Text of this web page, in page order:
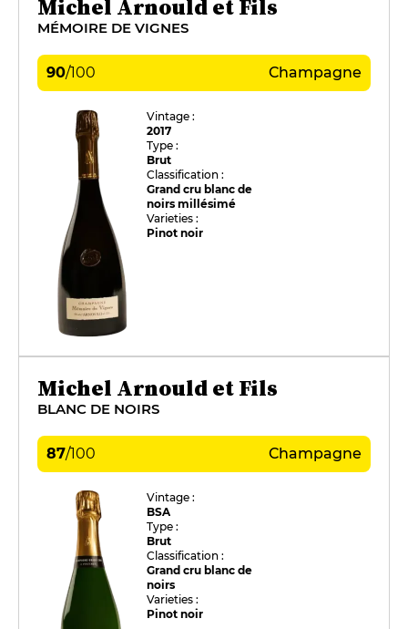
Michel Arnould et Fils
MÉMOIRE DE VIGNES
90/100 Champagne
Vintage :
2017
Type :
Brut
Classification :
Grand cru blanc de
noirs millésimé
Varieties :
Pinot noir
Michel Arnould et Fils
BLANC DE NOIRS
87/100 Champagne
Vintage :
BSA
Type :
Brut
Classification :
Grand cru blanc de
noirs
Varieties :
Pinot noir